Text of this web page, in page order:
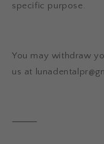
specific purpose.
You may withdraw
us at
⸻